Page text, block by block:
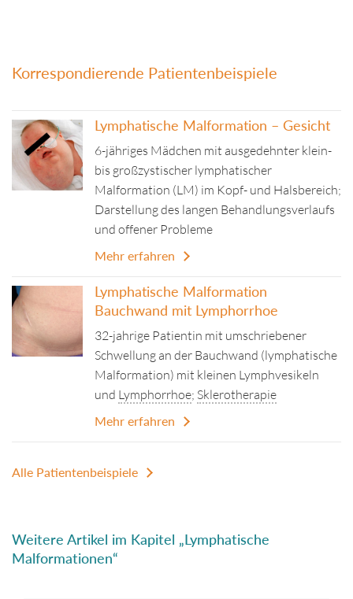
Korrespondierende Patientenbeispiele
Lymphatische Malformation – Gesicht
6-jähriges Mädchen mit ausgedehnter klein-
bis großzystischer lymphatischer
Malformation (LM) im Kopf- und Halsbereich;
Darstellung des langen Behandlungsverlaufs
und offener Probleme
Mehr erfahren
Lymphatische Malformation
Bauchwand mit Lymphorrhoe
32-jahrige Patientin mit umschriebener
Schwellung an der Bauchwand (lymphatische
Malformation) mit kleinen Lymphvesikeln
und Lymphorrhoe; Sklerotherapie
Mehr erfahren
Alle Patientenbeispiele
Weitere Artikel im Kapitel „Lymphatische
Malformationen“